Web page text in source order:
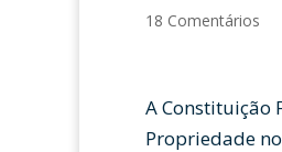
18 Comentários
A Constituição
Propriedade